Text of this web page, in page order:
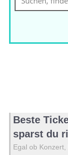
Beste
sparst du
Egal ob